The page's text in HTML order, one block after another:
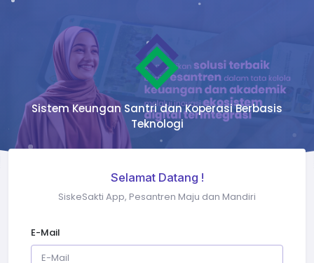
Sistem Keungan Santri dan Koperasi Berbasis
Teknologi
Selamat Datang !
SiskeSakti App, Pesantren Maju dan Mandiri
E-Mail